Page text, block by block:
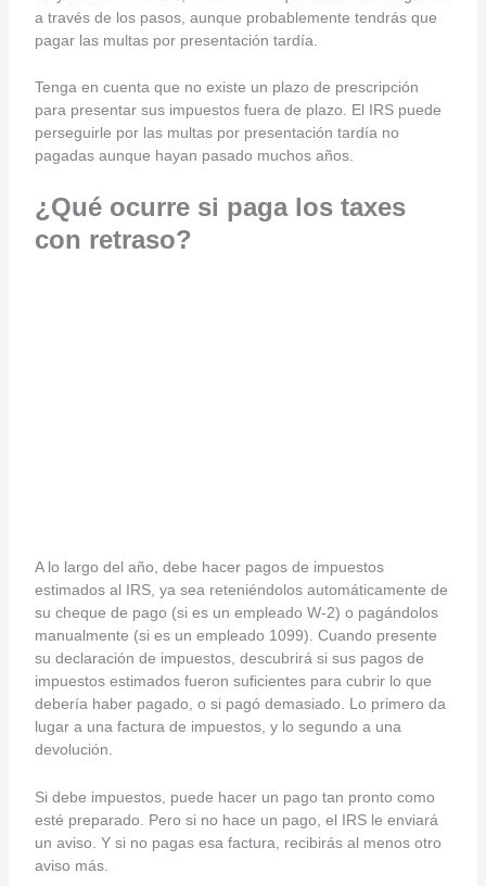
a través de los pasos, aunque probablemente tendrás que
pagar las multas por presentación tardía.
Tenga en cuenta que no existe un plazo de prescripción
para presentar sus impuestos fuera de plazo. El IRS puede
perseguirle por las multas por presentación tardía no
pagadas aunque hayan pasado muchos años.
¿Qué ocurre si paga los taxes
con retraso?
A lo largo del año, debe hacer pagos de impuestos
estimados al IRS, ya sea reteniéndolos automáticamente de
su cheque de pago (si es un empleado W-2) o pagándolos
manualmente (si es un empleado 1099). Cuando presente
su declaración de impuestos, descubrirá si sus pagos de
impuestos estimados fueron suficientes para cubrir lo que
debería haber pagado, o si pagó demasiado. Lo primero da
lugar a una factura de impuestos, y lo segundo a una
devolución.
Si debe impuestos, puede hacer un pago tan pronto como
esté preparado. Pero si no hace un pago, el IRS le enviará
un aviso. Y si no pagas esa factura, recibirás al menos otro
aviso más.